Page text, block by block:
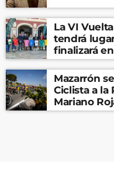
La VI
tendrá
finalizará
Mazarrón
Ciclista a la
Mariano